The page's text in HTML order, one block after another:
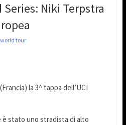
Series: Niki Terpstra
tour
la 3^ tappa dell’UCI
è stato uno stradista di alto